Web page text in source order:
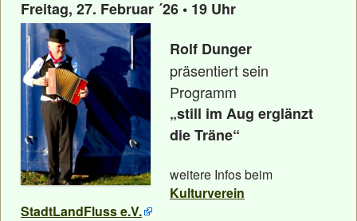
Freitag, 27. Februar ´26 • 19 Uhr
Rolf Dunger
präsentiert sein
Programm
„still im Aug erglänzt
die Träne“
weitere Infos beim
Kulturverein
StadtLandFluss e.V.